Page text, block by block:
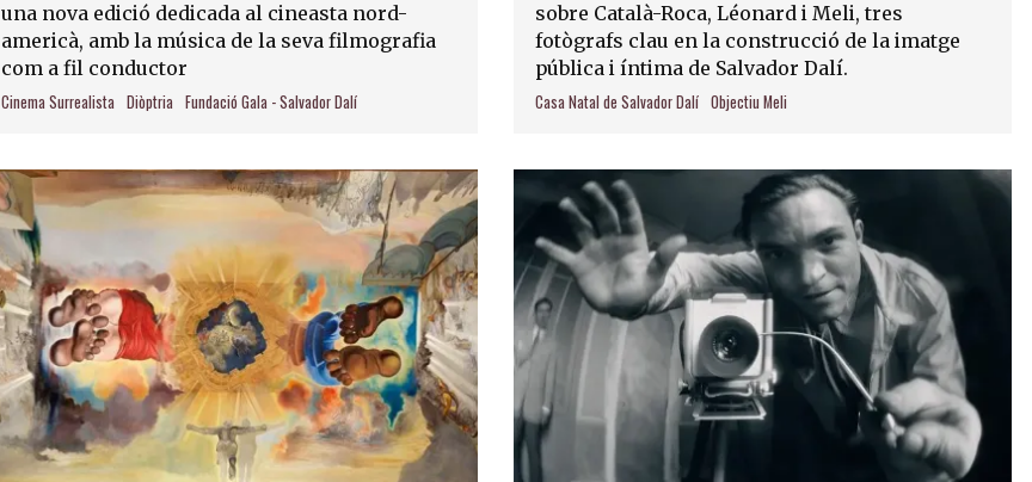
una nova edició dedicada al cineasta nord-
americà, amb la música de la seva filmografia
com a fil conductor
Cinema Surrealista Diòptria Fundació Gala - Salvador Dalí
sobre Català-Roca, Léonard i Meli, tres
fotògrafs clau en la construcció de la imatge
pública i íntima de Salvador Dalí.
Casa Natal de Salvador Dalí Objectiu Meli